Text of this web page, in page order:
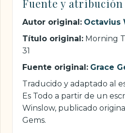
Fuente y atribución
Autor original: Octavius
Título original: Morning
31
Fuente original: Grace
Traducido y adaptado al
Es Todo a partir de un
Winslow, publicado
Gems.